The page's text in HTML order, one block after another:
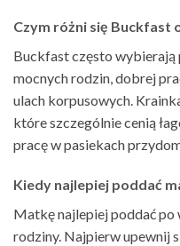
Czym różni się Buckfast
Buckfast często wybierają
mocnych rodzin, dobrej
ulach korpusowych.
które szczególnie cenią
pracę w pasiekach
Kiedy najlepiej poddać
Matkę najlepiej poddać
rodziny. Najpierw upewnij